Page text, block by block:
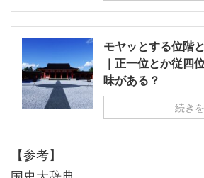
モヤッとする位階
｜正一位とか従四
味がある？
続き
【参考】